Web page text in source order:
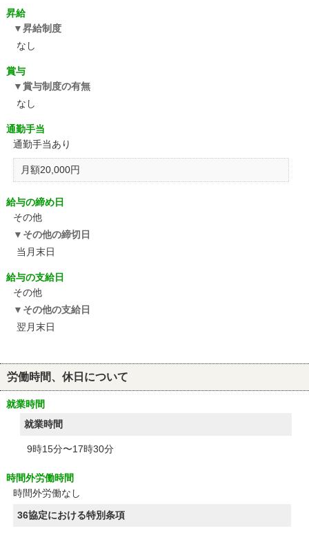
昇給
昇給制度
なし
賞与
賞与制度の有無
なし
通勤手当
通勤手当あり
月額20,000円
給与の締め日
その他
その他の締切日
当月末日
給与の支給日
その他
その他の支給日
翌月末日
労働時間、休日について
就業時間
就業時間
9時15分〜17時30分
時間外労働時間
時間外労働なし
36協定における特別条項